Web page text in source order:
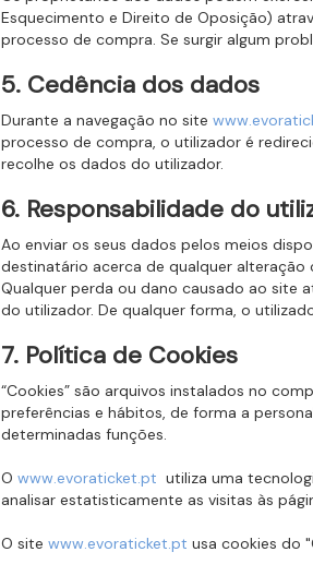
Esquecimento e Direito de Oposição)
processo de compra. Se surgir algum
5. Cedência dos dados
Durante a navegação no site
processo de compra, o utilizador é
recolhe os dados do utilizador.
6. Responsabilidade do
Ao enviar os seus dados pelos meios
destinatário acerca de qualquer
Qualquer perda ou dano causado ao site
do utilizador. De qualquer forma, o
7. Política de Cookies
“Cookies” são arquivos instalados no
preferências e hábitos, de forma a
determinadas funções.
Owww.evoraticket.pt utiliza uma
analisar estatisticamente as visitas às
O sitewww.evoraticket.pt usa cookies do